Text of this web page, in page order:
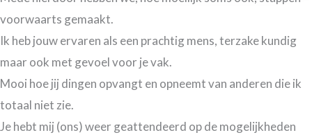
voorwaarts gemaakt.
Ik heb jouw ervaren als een prachtig mens, terzake kundig
maar ook met gevoel voor je vak.
Mooi hoe jij dingen opvangt en opneemt van anderen die ik
totaal niet zie.
Je hebt mij (ons) weer geattendeerd op de mogelijkheden